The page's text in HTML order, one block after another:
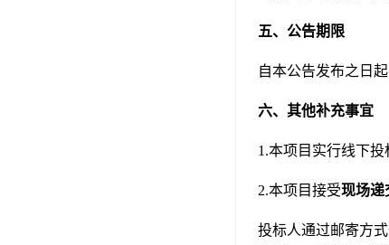
五、公告期限
自本公告发布之日起
六、其他补充事宜
1.本项目实行线下投
2.本项目接受现场递
投标人通过邮寄方